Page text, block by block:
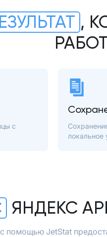
,
с
локальное
ЯНДЕКС
помощью JetStat